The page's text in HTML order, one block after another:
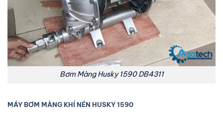
Bơm Màng Husky 1590 DB4311
MÁY BƠM MÀNG KHÍ NÉN HUSKY 1590